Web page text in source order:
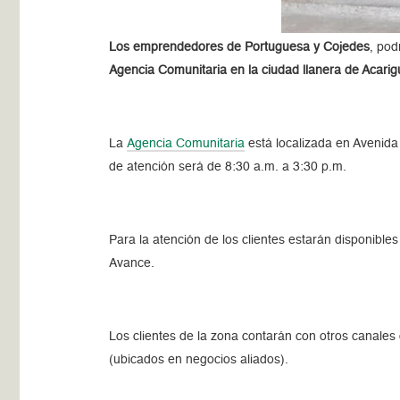
Los emprendedores de Portuguesa y Cojedes ,
Agencia Comunitaria en la ciudad llanera de
LaAgencia Comunitaria está localizada en
de atención será de 8:30 a.m. a 3:30 p.m.
Para la atención de los clientes estarán
Avance.
Los clientes de la zona contarán con otros
(ubicados en negocios aliados).